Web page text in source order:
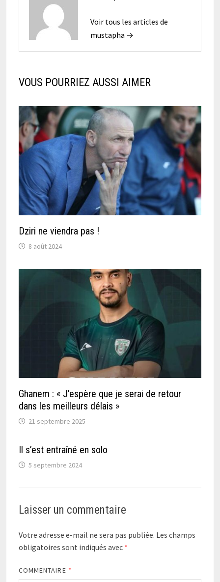
Voir tous les articles de
mustapha →
VOUS POURRIEZ AUSSI AIMER
Dziri ne viendra pas !
8 août 2024
Ghanem : « J’espère que je serai de retour
dans les meilleurs délais »
21 septembre 2025
Il s’est entraîné en solo
5 septembre 2024
Laisser un commentaire
Votre adresse e-mail ne sera pas publiée. Les champs
obligatoires sont indiqués avec *
COMMENTAIRE *